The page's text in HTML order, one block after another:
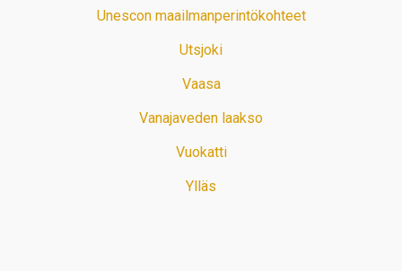
Unescon maailmanperintökohteet
Utsjoki
Vaasa
Vanajaveden laakso
Vuokatti
Ylläs